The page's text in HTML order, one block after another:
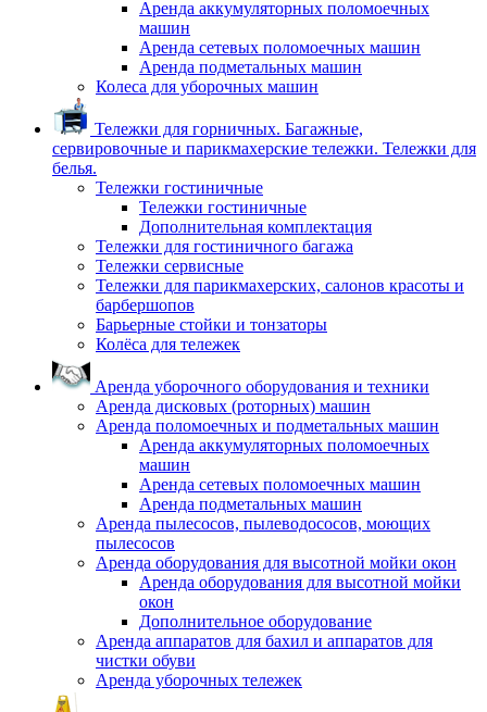
Аренда аккумуляторных поломоечных
машин
Аренда сетевых поломоечных машин
Аренда подметальных машин
Колеса для уборочных машин
Тележки для горничных. Багажные,
сервировочные и парикмахерские тележки. Тележки для
белья.
Тележки гостиничные
Тележки гостиничные
Дополнительная комплектация
Тележки для гостиничного багажа
Тележки сервисные
Тележки для парикмахерских, салонов красоты и
барбершопов
Барьерные стойки и тонзаторы
Колёса для тележек
Аренда уборочного оборудования и техники
Аренда дисковых (роторных) машин
Аренда поломоечных и подметальных машин
Аренда аккумуляторных поломоечных
машин
Аренда сетевых поломоечных машин
Аренда подметальных машин
Аренда пылесосов, пылеводососов, моющих
пылесосов
Аренда оборудования для высотной мойки окон
Аренда оборудования для высотной мойки
окон
Дополнительное оборудование
Аренда аппаратов для бахил и аппаратов для
чистки обуви
Аренда уборочных тележек